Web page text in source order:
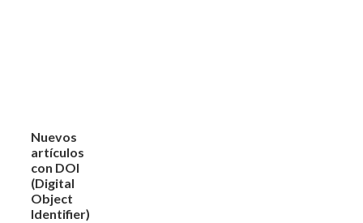
Nuevos
artículos
con DOI
(Digital
Object
Identifier)